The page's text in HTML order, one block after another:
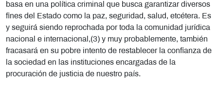
basa en una política criminal que busca garantizar diversos
fines del Estado como la paz, seguridad, salud, etcétera. Es
y seguirá siendo reprochada por toda la comunidad jurídica
nacional e internacional,(3) y muy probablemente, también
fracasará en su pobre intento de restablecer la confianza de
la sociedad en las instituciones encargadas de la
procuración de justicia de nuestro país.